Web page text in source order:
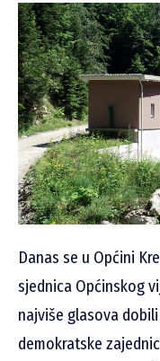
Danas se u Općini
sjednica Općinskog
najviše glasova
demokratske